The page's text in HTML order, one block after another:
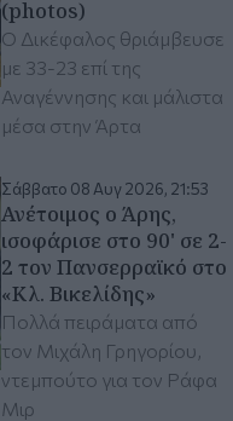
(photos)
Ο Δικέφαλος θριάμβευσε
με 33-23 επί της
Αναγέννησης και μάλιστα
μέσα στην Άρτα
Σάββατο 08 Αυγ 2026, 21:53
Ανέτοιμος ο Άρης,
ισοφάρισε στο 90' σε 2-
2 τον Πανσερραϊκό στο
«Κλ. Βικελίδης»
Πολλά πειράματα από
τον Μιχάλη Γρηγορίου,
ντεμπούτο για τον Ράφα
Μιρ